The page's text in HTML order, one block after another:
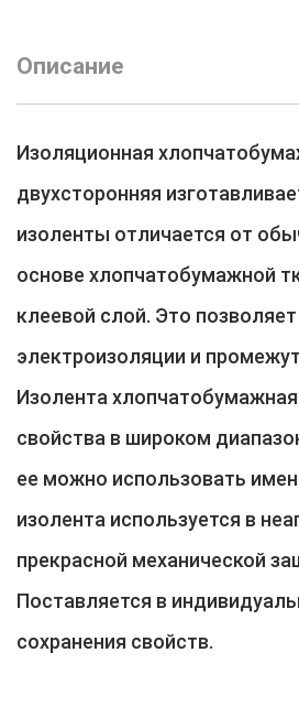
Описание
Изоляционная
двухсторонняя
изоленты отличается от
основе хлопчатобумажной
клеевой слой. Это
электроизоляции и
Изолента
свойства в широком
ее можно использовать
изолента используется в
прекрасной механической
Поставляется в
сохранения свойств.